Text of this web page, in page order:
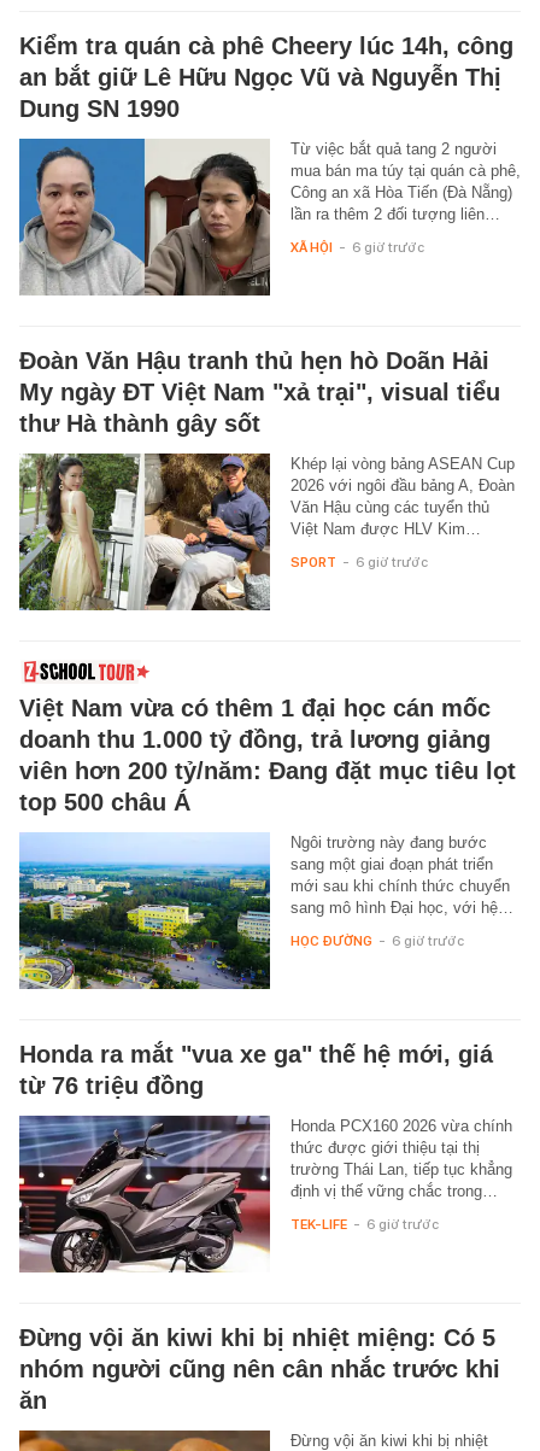
Kiểm tra quán cà phê Cheery lúc 14h, công
an bắt giữ Lê Hữu Ngọc Vũ và Nguyễn Thị
Dung SN 1990
Từ việc bắt quả tang 2 người
mua bán ma túy tại quán cà phê,
Công an xã Hòa Tiến (Đà Nẵng)
lần ra thêm 2 đối tượng liên…
XÃ HỘI - 6 giờ trước
Đoàn Văn Hậu tranh thủ hẹn hò Doãn Hải
My ngày ĐT Việt Nam "xả trại", visual tiểu
thư Hà thành gây sốt
Khép lại vòng bảng ASEAN Cup
2026 với ngôi đầu bảng A, Đoàn
Văn Hậu cùng các tuyển thủ
Việt Nam được HLV Kim…
SPORT - 6 giờ trước
Việt Nam vừa có thêm 1 đại học cán mốc
doanh thu 1.000 tỷ đồng, trả lương giảng
viên hơn 200 tỷ/năm: Đang đặt mục tiêu lọt
top 500 châu Á
Ngôi trường này đang bước
sang một giai đoạn phát triển
mới sau khi chính thức chuyển
sang mô hình Đại học, với hệ…
HỌC ĐƯỜNG - 6 giờ trước
Honda ra mắt "vua xe ga" thế hệ mới, giá
từ 76 triệu đồng
Honda PCX160 2026 vừa chính
thức được giới thiệu tại thị
trường Thái Lan, tiếp tục khẳng
định vị thế vững chắc trong…
TEK-LIFE - 6 giờ trước
Đừng vội ăn kiwi khi bị nhiệt miệng: Có 5
nhóm người cũng nên cân nhắc trước khi
ăn
Đừng vội ăn kiwi khi bị nhiệt